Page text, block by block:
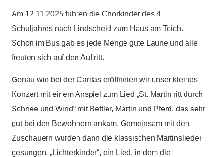
Am 12.11.2025 fuhren die Chorkinder des 4.
Schuljahres nach Lindscheid zum Haus am Teich.
Schon im Bus gab es jede Menge gute Laune und alle
freuten sich auf den Auftritt.
Genau wie bei der Caritas eröffneten wir unser kleines
Konzert mit einem Anspiel zum Lied „St. Martin ritt durch
Schnee und Wind“ mit Bettler, Martin und Pferd, das sehr
gut bei den Bewohnern ankam. Gemeinsam mit den
Zuschauern wurden dann die klassischen Martinslieder
gesungen. „Lichterkinder“, ein Lied, in dem die